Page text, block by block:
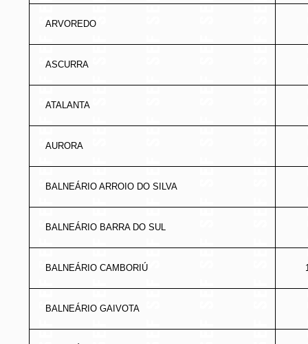
ARVOREDO
ASCURRA
ATALANTA
AURORA
BALNEÁRIO ARROIO DO SILVA
BALNEÁRIO BARRA DO SUL
BALNEÁRIO CAMBORIÚ
BALNEÁRIO GAIVOTA